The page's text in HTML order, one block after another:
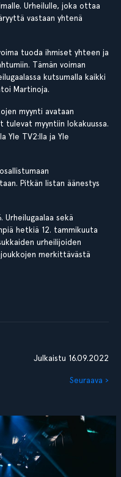
Urheilulle, joka ottaa
vastaan yhtenä
tuoda ihmiset yhteen ja
Tämän voiman
kutsumalla kaikki
Martinoja.
myynti avataan
tulevat myyntiin lokakuussa.
Yle TV2:lla ja Yle
Pitkän listan äänestys
Urheilugaalaa sekä
hetkiä 12. tammikuuta
urheilijoiden
merkittävästä
Julkaistu 16.09.2022
Seuraava ›